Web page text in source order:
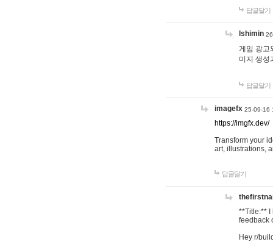
답글달기
lshimin
게임 광고
미지 생성
답글달기
imagefx 25-09-16
https://imgfx.dev/
Transform your
art, illustrations,
답글달기
**Title:** I
feedback
Hey r/